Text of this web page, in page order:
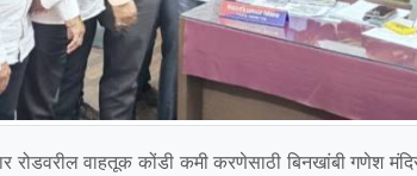
रोडवरील वाहतूक कोंडी कमी करणेसाठी बिनखांबी गणेश